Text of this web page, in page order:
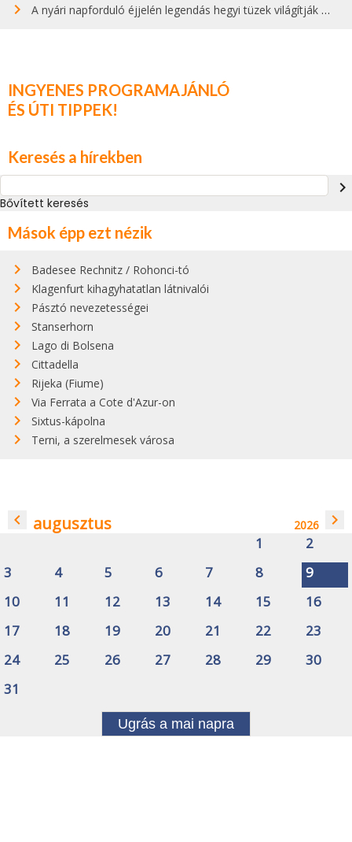
A nyári napforduló éjjelén legendás hegyi tüzek világítják meg Zugspitzét
INGYENES PROGRAMAJÁNLÓ
ÉS ÚTI TIPPEK!
Keresés a hírekben
navigate_next
Bővített keresés
Mások épp ezt nézik
Badesee Rechnitz / Rohonci-tó
Klagenfurt kihagyhatatlan látnivalói
Pásztó nevezetességei
Stanserhorn
Lago di Bolsena
Cittadella
Rijeka (Fiume)
Via Ferrata a Cote d'Azur-on
Sixtus-kápolna
Terni, a szerelmesek városa
navigate_before augusztus 2026 navigate_next
1
2
3
4 5 6 7 8
9
10
11 12 13 14 15
16
17
18 19 20 21 22
23
24
25 26 27 28 29
30
31
Ugrás a mai napra